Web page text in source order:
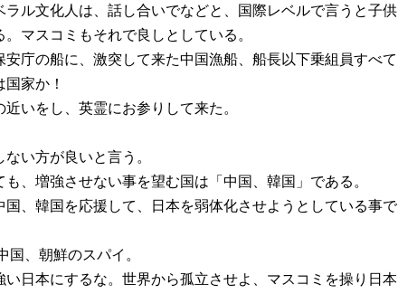
ル文化人は、話し合いでなどと、国際レベルで言うと子供
マスコミもそれで良しとしている。
庁の船に、激突して来た中国漁船、船長以下乗組員すべて
家か！
いをし、英霊にお参りして来た。
い方が良いと言う。
、増強させない事を望む国は「中国、韓国」である。
、韓国を応援して、日本を弱体化させようとしている事で
国、朝鮮のスパイ。
日本にするな。世界から孤立させよ、マスコミを操り日本